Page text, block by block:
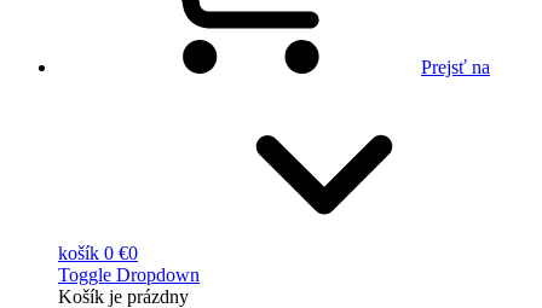
Prejsť na
košík 0 €0
Toggle Dropdown
Košík je prázdny